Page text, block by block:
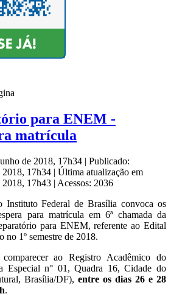
para ENEM -
matrícula
de 2018, 17h34 | Publicado:
2018, 17h34 | Última atualização em
2018, 17h43 | Acessos: 2036
Federal de Brasília convoca os
para matrícula em 6ª chamada da
para ENEM, referente ao Edital
1º semestre de 2018.
ao Registro Acadêmico do
Especial n° 01, Quadra 16, Cidade do
Brasília/DF), entre os dias 26 e 28
.